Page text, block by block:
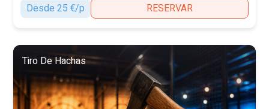
Desde 25 €/p
RESERVAR
Tiro De Hachas